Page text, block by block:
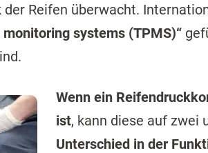
Reifen überwacht.
systems (TPMS)“
Wenn ein
ist, kann diese auf zwei
Unterschied in der